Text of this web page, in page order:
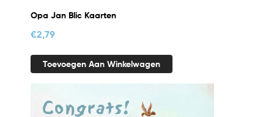
Opa Jan Blic Kaarten
€2,79
Toevoegen Aan Winkelwagen